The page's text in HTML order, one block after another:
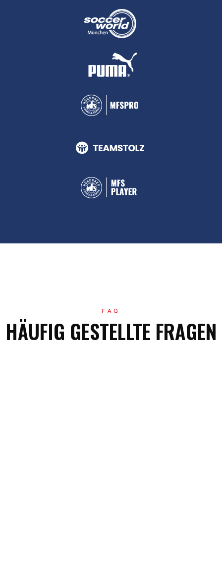
FAQ
HÄUFIG GESTELLTE FRAGEN